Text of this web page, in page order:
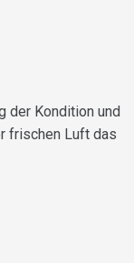
der Kondition und
frischen Luft das